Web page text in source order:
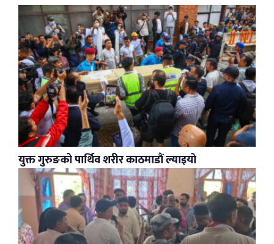
युक्त गुरुङको पार्थिव शरीर काठमाडौं ल्याइयो